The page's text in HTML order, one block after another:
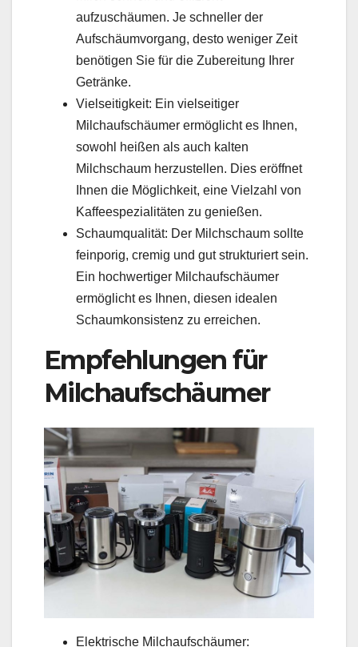
aufzuschäumen. Je schneller der
Aufschäumvorgang, desto weniger Zeit
benötigen Sie für die Zubereitung Ihrer
Getränke.
Vielseitigkeit: Ein vielseitiger
Milchaufschäumer ermöglicht es Ihnen,
sowohl heißen als auch kalten
Milchschaum herzustellen. Dies eröffnet
Ihnen die Möglichkeit, eine Vielzahl von
Kaffeespezialitäten zu genießen.
Schaumqualität: Der Milchschaum sollte
feinporig, cremig und gut strukturiert sein.
Ein hochwertiger Milchaufschäumer
ermöglicht es Ihnen, diesen idealen
Schaumkonsistenz zu erreichen.
Empfehlungen für
Milchaufschäumer
Elektrische Milchaufschäumer: